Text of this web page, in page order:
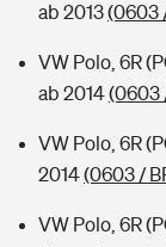
ab 2013(0603
VW Polo, 6R
ab 2014(0603
VW Polo, 6R
2014(0603 /
VW Polo, 6R